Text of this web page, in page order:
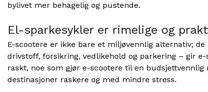
bylivet mer behagelig og pustende.
El-sparkesykler er rimelige og
E-scootere er ikke bare et miljøvennlig alternativ;
drivstoff, forsikring, vedlikehold og parkering – gir
raskt, noe som gjør e-scootere til en
destinasjoner raskere og med mindre stress.